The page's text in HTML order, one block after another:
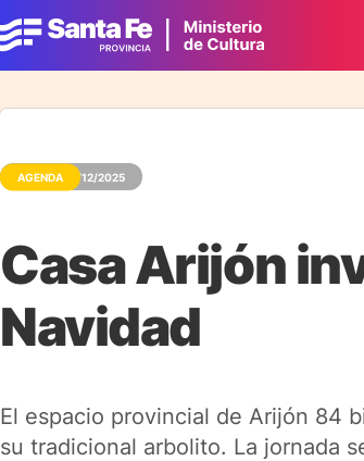
AGENDA 02/12/2025
Casa Arijón
Navidad
El espacio provincial de Arijón 84
su tradicional arbolito. La jornada